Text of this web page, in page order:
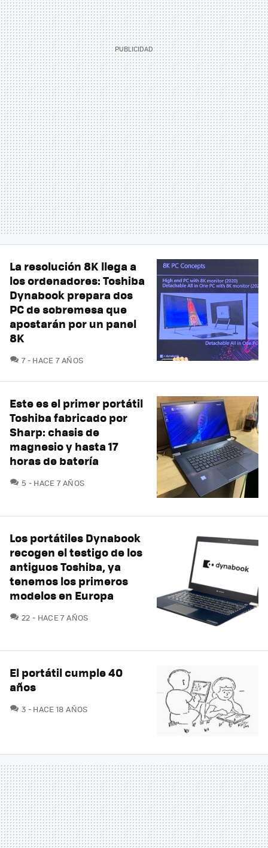
La resolución 8K llega a
los ordenadores: Toshiba
Dynabook prepara dos
PC de sobremesa que
apostarán por un panel
8K
7COMENTARIOS
HACE 7 AÑOS
Este es el primer portátil
Toshiba fabricado por
Sharp: chasis de
magnesio y hasta 17
horas de batería
5 COMENTARIOS
HACE 7 AÑOS
Los portátiles Dynabook
recogen el testigo de los
antiguos Toshiba, ya
tenemos los primeros
modelos en Europa
22 COMENTARIOS
HACE 7 AÑOS
El portátil cumple 40
años
3 COMENTARIOS
HACE 18 AÑOS